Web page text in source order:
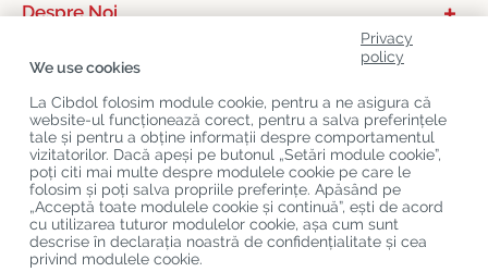
Despre Noi
Ultimele Postări Pe Blog
Privacy
policy
We use cookies
La Cibdol folosim module cookie, pentru a ne asigura că
website-ul funcționează corect, pentru a salva preferințele
tale și pentru a obține informații despre comportamentul
vizitatorilor. Dacă apeși pe butonul „Setări module cookie”,
poți citi mai multe despre modulele cookie pe care le
folosim și poți salva propriile preferințe. Apăsând pe
„Acceptă toate modulele cookie și continuă”, ești de acord
cu utilizarea tuturor modulelor cookie, așa cum sunt
descrise în declarația noastră de confidențialitate și cea
privind modulele cookie.
Copyright©CibdolLast updated 08-08-2026
Cibdol bv, Handelsweg 1a, 5492NL Sint-Oedenrode, the Netherlands
KvK: 76495035 VAT: NL860644923B01